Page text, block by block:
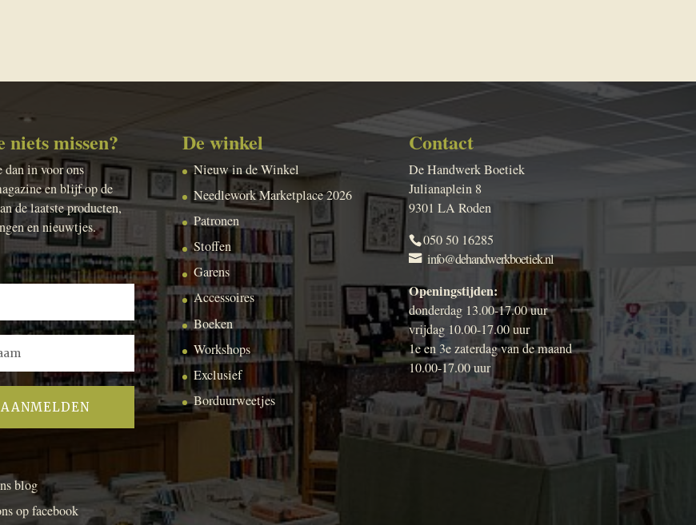
missen?
in voor ons
en blijf op de
de laatste producten,
en nieuwtjes.
blog
op facebook
De winkel
Nieuw in de Winkel
Needlework Marketplace 2026
Patronen
Stoffen
Garens
Accessoires
Boeken
Workshops
Exclusief
Borduurweetjes
Contact
De Handwerk Boetiek
Julianaplein 8
9301 LA Roden
050 50 16285
info@dehandwerkboetiek.nl
Openingstijden:
donderdag 13.00-17.00 uur
vrijdag 10.00-17.00 uur
1e en 3e zaterdag van de maand
10.00-17.00 uur